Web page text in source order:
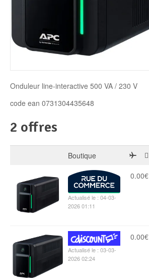
Onduleur line-interactive 500 VA / 230 V
code ean 0731304435648
2 offres
Boutique
Actualisé le : 04-03-
2026 01:11
0.00€
Actualisé le : 03-03-
2026 02:24
0.00€